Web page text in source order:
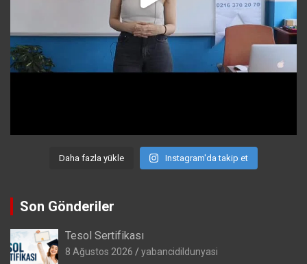
Daha fazla yükle Instagram'da takip et
Son Gönderiler
Tesol Sertifikası
8 Ağustos 2026 yabancidildunyasi